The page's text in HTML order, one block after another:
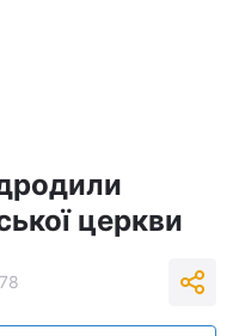
церкви